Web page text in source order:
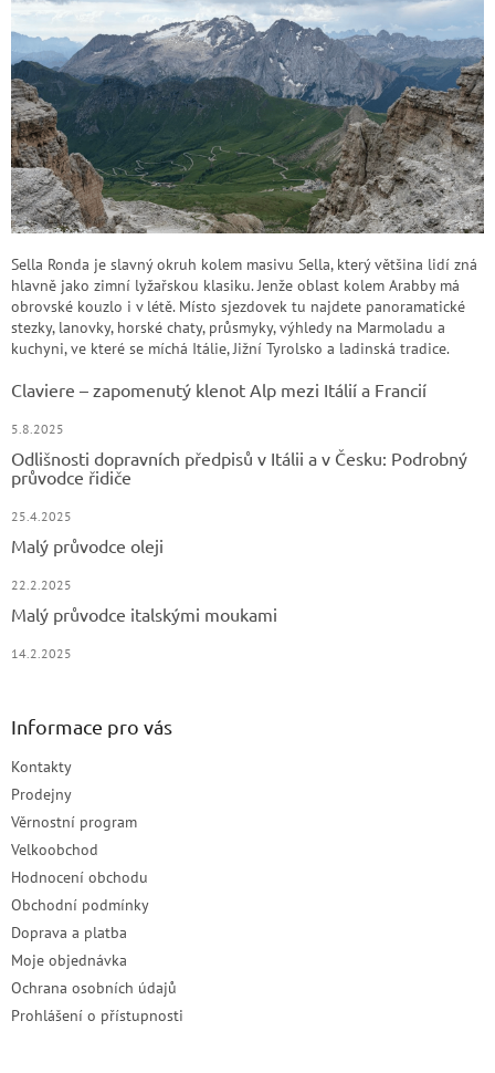
Sella Ronda je slavný okruh kolem masivu Sella, který většina lidí zná
hlavně jako zimní lyžařskou klasiku. Jenže oblast kolem Arabby má
obrovské kouzlo i v létě. Místo sjezdovek tu najdete panoramatické
stezky, lanovky, horské chaty, průsmyky, výhledy na Marmoladu a
kuchyni, ve které se míchá Itálie, Jižní Tyrolsko a ladinská tradice.
Claviere – zapomenutý klenot Alp mezi Itálií a Francií
5.8.2025
Odlišnosti dopravních předpisů v Itálii a v Česku: Podrobný
průvodce řidiče
25.4.2025
Malý průvodce oleji
22.2.2025
Malý průvodce italskými moukami
14.2.2025
Informace pro vás
Kontakty
Prodejny
Věrnostní program
Velkoobchod
Hodnocení obchodu
Obchodní podmínky
Doprava a platba
Moje objednávka
Ochrana osobních údajů
Prohlášení o přístupnosti